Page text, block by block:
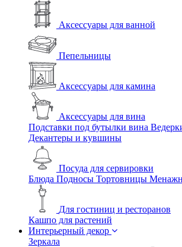
Аксессуары для ванной
Пепельницы
Аксессуары для камина
Аксессуары для вина
Подставки под бутылки вина
Декантеры и кувшины
Посуда для сервировки
Блюда Подносы Тортовницы
Для гостиниц и ресторанов
Кашпо для растений
Интерьерный декор
Зеркала